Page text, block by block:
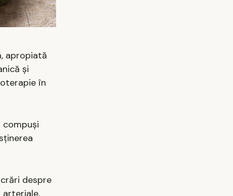
apropiată
și
în
compuși
despre